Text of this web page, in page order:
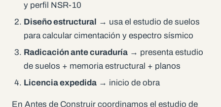
y perfil NSR-10
Diseño estructural → usa el estudio de suelos
para calcular cimentación y espectro sísmico
Radicación ante curaduría → presenta estudio
de suelos + memoria estructural + planos
Licencia expedida → inicio de obra
En Antes de Construir coordinamos el estudio de